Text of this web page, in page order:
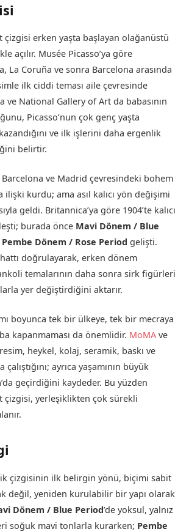
çizgisi erken yaşta başlayan olağanüstü
açılır. Musée Picasso’ya göre
La Coruña ve sonra Barcelona arasında
ilk ciddi teması aile çevresinde
ve National Gallery of Art da babasının
Picasso’nun çok genç yaşta
ve ilk işlerini daha ergenlik
belirtir.
Barcelona ve Madrid çevresindeki bohem
ilişki kurdu; ama asıl kalıcı yön değişimi
geldi. Britannica’ya göre 1904’te kalıcı
burada önce Mavi Dönem / Blue
Pembe Dönem / Rose Period gelişti.
hattı doğrulayarak, erken dönem
temalarının daha sonra sirk figürleri
yer değiştirdiğini aktarır.
boyunca tek bir ülkeye, tek bir mecraya
kapanmaması da önemlidir. MoMA ve
heykel, kolaj, seramik, baskı ve
çalıştığını; ayrıca yaşamının büyük
geçirdiğini kaydeder. Bu yüzden
çizgisi, yerleşiklikten çok sürekli
çizgisinin ilk belirgin yönü, biçimi sabit
değil, yeniden kurulabilir bir yapı olarak
Dönem / Blue Period’de yoksul, yalnız
soğuk mavi tonlarla kurarken; Pembe